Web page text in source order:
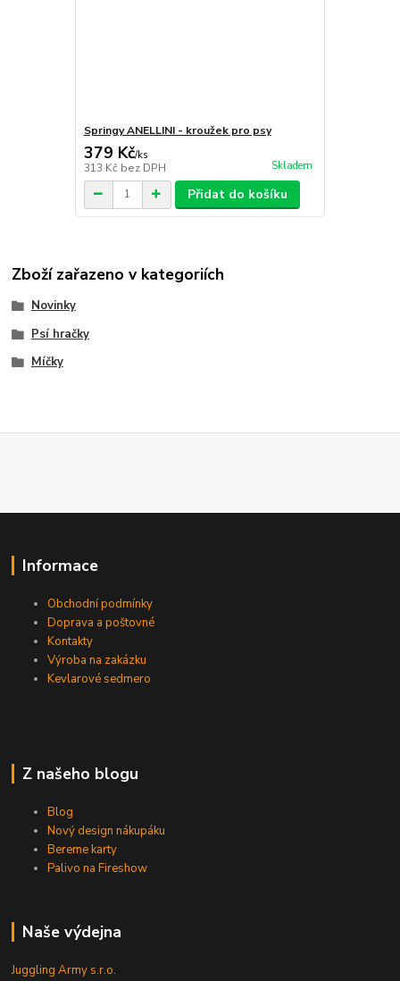
Springy ANELLINI - kroužek pro psy
379 Kč/ks
313 Kč bez DPH Skladem
Přidat do košíku
Zboží zařazeno v kategoriích
Novinky
Psí hračky
Míčky
Informace
Obchodní podmínky
Doprava a poštovné
Kontakty
Výroba na zakázku
Kevlarové sedmero
Z našeho blogu
Blog
Nový design nákupáku
Bereme karty
Palivo na Fireshow
Naše výdejna
Juggling Army s.r.o.